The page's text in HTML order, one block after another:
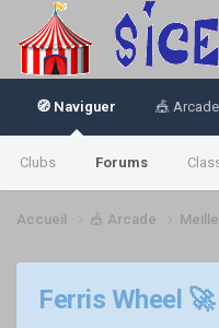
🧭 Naviguer
Clubs Forums
🎪 Arcade
Accueil 🎪 Arcade
Ferris Wheel